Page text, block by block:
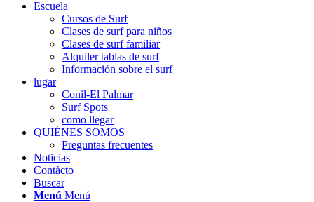
Escuela
Cursos de Surf
Clases de surf para niños
Clases de surf familiar
Alquiler tablas de surf
Información sobre el surf
lugar
Conil-El Palmar
Surf Spots
como llegar
QUIÉNES SOMOS
Preguntas frecuentes
Noticias
Contácto
Buscar
Menú Menú